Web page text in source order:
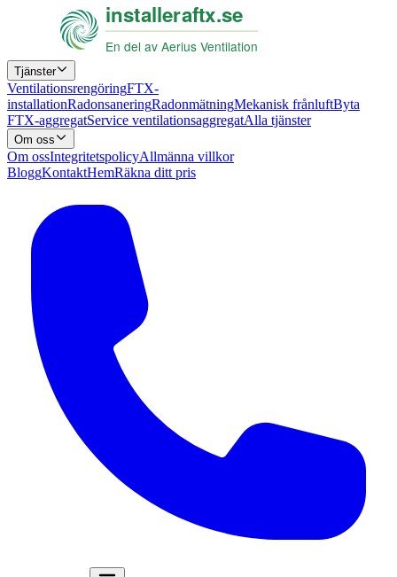
Tjänster
VentilationsrengöringFTX-
installationRadonsaneringRadonmätningMekanisk frånluftByta
FTX-aggregatService ventilationsaggregatAlla tjänster
Om oss
Om ossIntegritetspolicyAllmänna villkor
BloggKontaktHemRäkna ditt pris